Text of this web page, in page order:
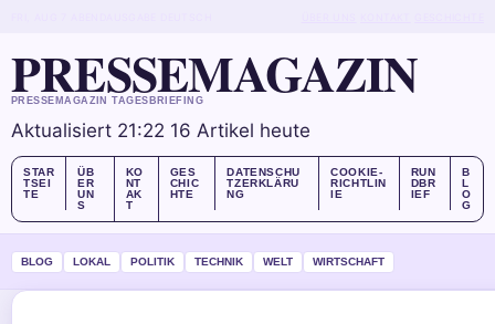
PRESSEMAGAZIN
PRESSEMAGAZIN TAGESBRIEFING
Aktualisiert 21:22 16 Artikel heute
STAR
TSEI
TE
ÜB
ER
UN
S
KO
NT
AK
T
GES
CHIC
HTE
DATENSCHU
TZERKLÄRU
NG
COOKIE-
RICHTLIN
IE
RUN
DBR
IEF
B
L
O
G
BLOG LOKAL POLITIK TECHNIK WELT WIRTSCHAFT